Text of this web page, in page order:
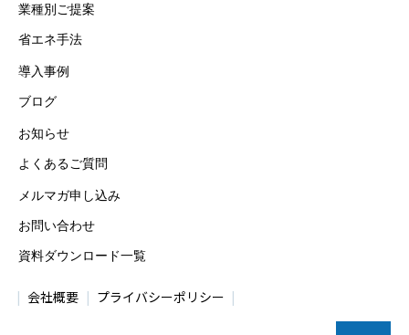
業種別ご提案
省エネ手法
導入事例
ブログ
お知らせ
よくあるご質問
メルマガ申し込み
お問い合わせ
資料ダウンロード一覧
会社概要 プライバシーポリシー